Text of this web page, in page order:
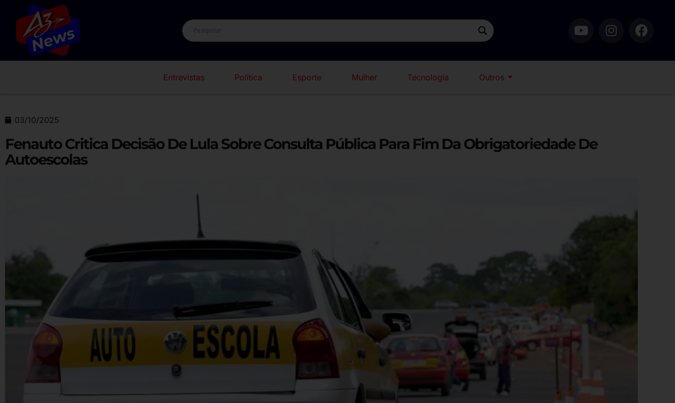
Entrevistas Política Esporte Mulher Tecnologia Outros
03/10/2025
Fenauto Critica Decisão De Lula Sobre Consulta Pública Para Fim Da Obrigatoriedade De
Autoescolas